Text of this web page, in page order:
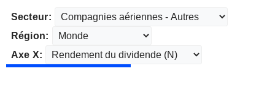
Secteur:
Région:
Axe X: